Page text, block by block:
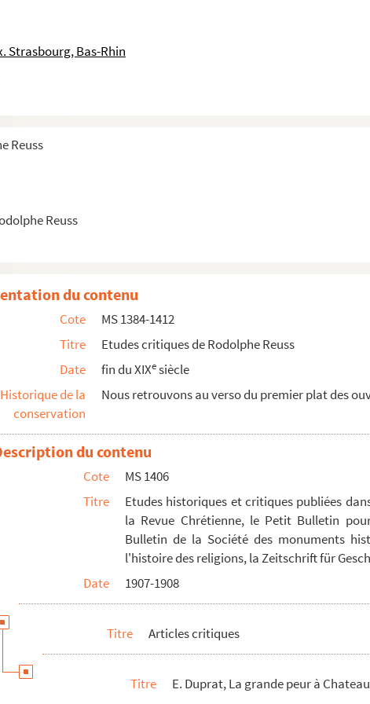
Strasbourg, Bas-Rhin
Reuss
Reuss
de Valmy
des Provinces Unies (1648-1713)
du contenu
Cote
MS 1384-1412
Titre
Etudes critiques de Rodolphe Reuss
Date
fin du XIXesiècle
Historique de la
conservation
Nous retrouvons au verso du premier plat des
du contenu
Cote
MS 1406
Titre
Etudes historiques et critiques publiées
la Revue Chrétienne, le Petit Bulletin
Bulletin de la Société des monuments
l'histoire des religions, la Zeitschrift für
Date
1907-1908
Titre Articles critiques
Titre E. Duprat, La grande peur à